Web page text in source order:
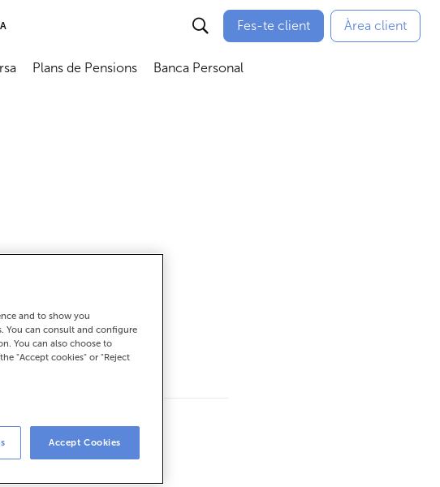
Fes-te client Àrea client
Abrir submenú
Plans de Pensions
Abrir submenú
Banca Personal
Com arribar
and to show you
You can consult and configure
You can also choose to
"Accept cookies" or "Reject
Accept Cookies